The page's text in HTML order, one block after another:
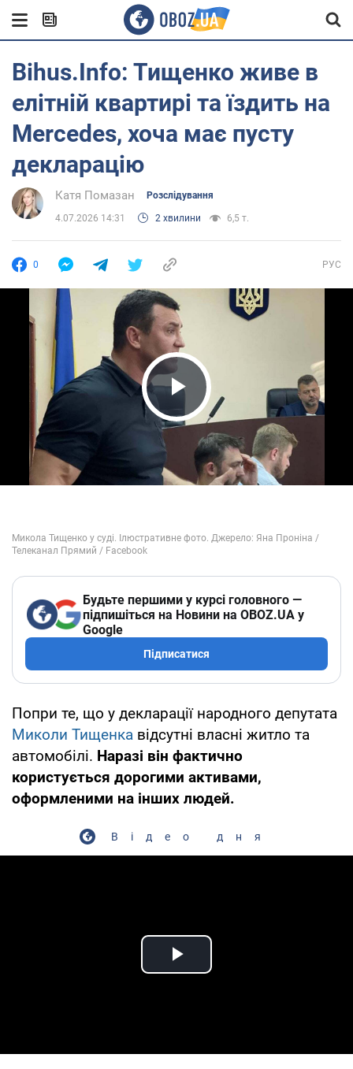
Bihus.Info: Тищенко живе в
елітній квартирі та їздить на
Mercedes, хоча має пусту
декларацію
Катя Помазан Розслідування
4.07.2026 14:31 2 хвилини 6,5 т.
0 РУС
Play Video
Будьте першими у курсі головного —
підпишіться на Новини на OBOZ.UA у
Google
Підписатися
Попри те, що у декларації народного депутата
Миколи Тищенка відсутні власні житло та
автомобілі. Наразі він фактично
користується дорогими активами,
оформленими на інших людей.
Відео дня
Play Video